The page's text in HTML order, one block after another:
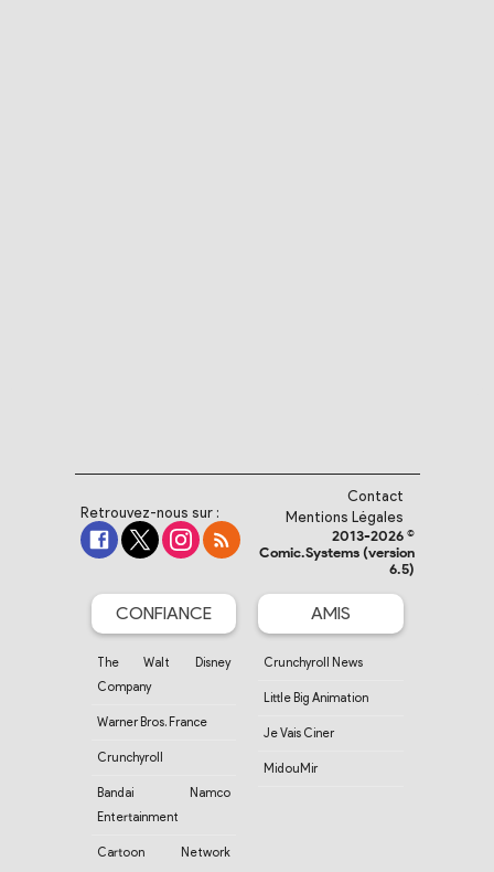
Retrouvez-nous sur :
Contact
Mentions Légales
2013-2026 ©
Comic.Systems (version
6.5)
CONFIANCE
The Walt Disney
Company
Warner Bros. France
Crunchyroll
Bandai Namco
Entertainment
Cartoon Network
AMIS
Crunchyroll News
Little Big Animation
Je Vais Ciner
MidouMir